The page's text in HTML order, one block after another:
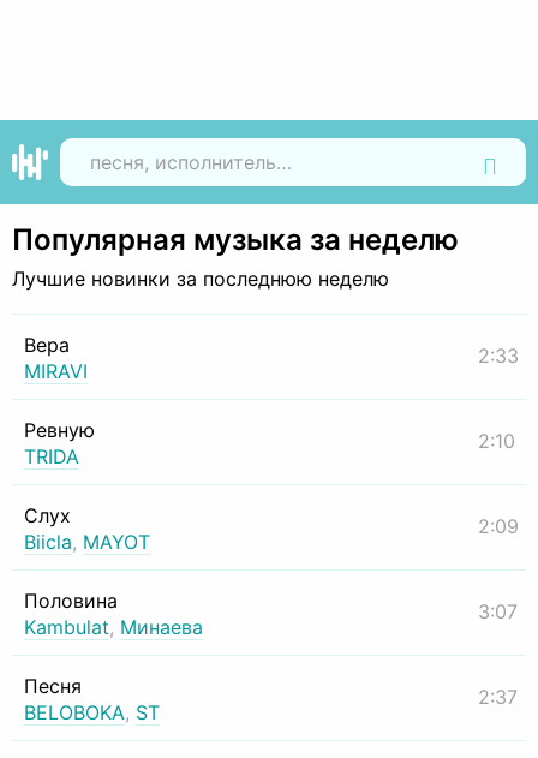
Популярная музыка за неделю
Лучшие новинки за последнюю неделю
Вера
MIRAVI
2:33
Ревную
TRIDA
2:10
Слух
Biicla, MAYOT
2:09
Половина
Kambulat, Минаева
3:07
Песня
BELOBOKA, ST
2:37